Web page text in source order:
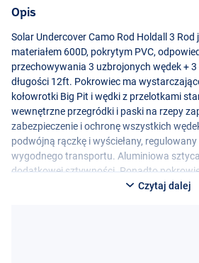
Opis
Solar Undercover Camo Rod Holdall 3 Rod
materiałem 600D, pokrytym PVC,
przechowywania 3 uzbrojonych wędek +
długości 12ft. Pokrowiec ma
kołowrotki Big Pit i wędki z przelotkami
wewnętrzne przegródki i paski na rzepy
zabezpieczenie i ochronę wszystkich
podwójną rączkę i wyściełany,
wygodnego transportu. Aluminiowa
dodatkowej sztywności. Ponadto
zewnętrzne kieszenie do przechowywania
Czytaj dalej